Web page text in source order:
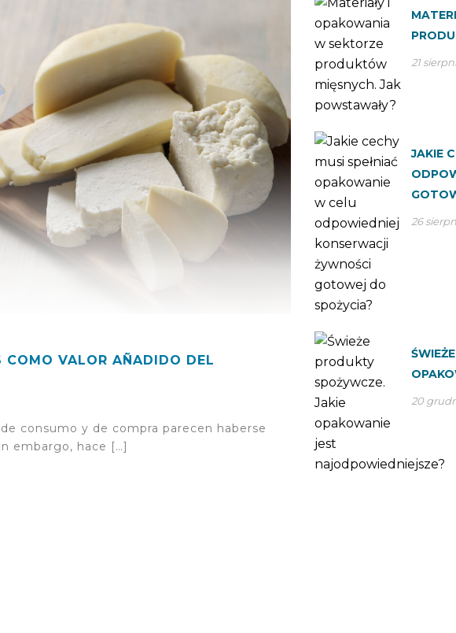
COMO VALOR AÑADIDO DEL
consumo y de compra parecen haberse
embargo, hace […]
21
JAKIE
26
20